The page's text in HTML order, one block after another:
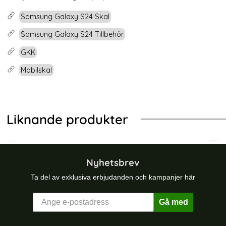
Samsung Galaxy S24 Skal
Samsung Galaxy S24 Tillbehör
GKK
Mobilskal
Liknande produkter
Galaxy S24 Plus Skal Magic Shield TPU Mörk Grå
GKK Galaxy S24 Plus Skal Härdat
Nyhetsbrev
Ta del av exklusiva erbjudanden och kampanjer här
Gå med